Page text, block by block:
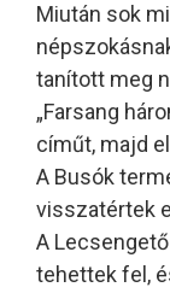
Miután sok
tanított meg
„Farsang
címűt, majd
A Busók
visszatértek
A
tehettek fel,